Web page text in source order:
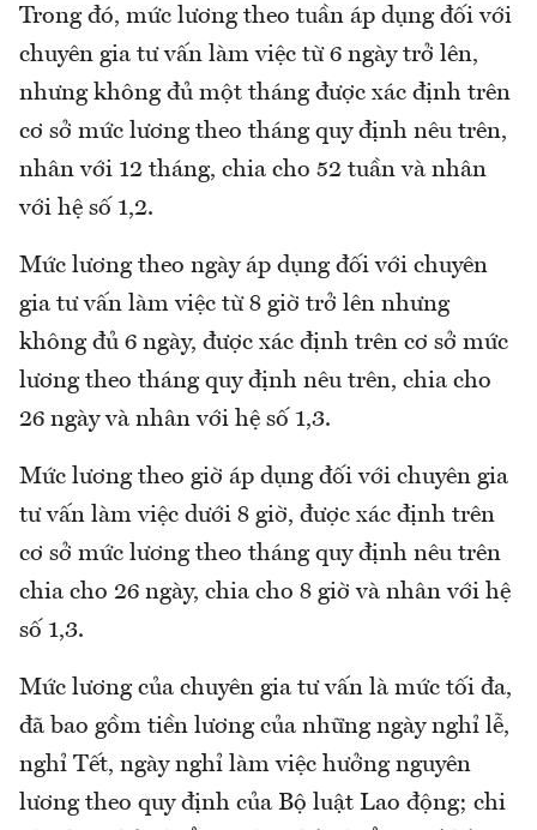
Trong đó, mức lương theo tuần áp dụng đối với
chuyên gia tư vấn làm việc từ 6 ngày trở lên,
nhưng không đủ một tháng được xác định trên
cơ sở mức lương theo tháng quy định nêu trên,
nhân với 12 tháng, chia cho 52 tuần và nhân
với hệ số 1,2.
Mức lương theo ngày áp dụng đối với chuyên
gia tư vấn làm việc từ 8 giờ trở lên nhưng
không đủ 6 ngày, được xác định trên cơ sở mức
lương theo tháng quy định nêu trên, chia cho
26 ngày và nhân với hệ số 1,3.
Mức lương theo giờ áp dụng đối với chuyên gia
tư vấn làm việc dưới 8 giờ, được xác định trên
cơ sở mức lương theo tháng quy định nêu trên
chia cho 26 ngày, chia cho 8 giờ và nhân với hệ
số 1,3.
Mức lương của chuyên gia tư vấn là mức tối đa,
đã bao gồm tiền lương của những ngày nghỉ lễ,
nghỉ Tết, ngày nghỉ làm việc hưởng nguyên
lương theo quy định của Bộ luật Lao động; chi